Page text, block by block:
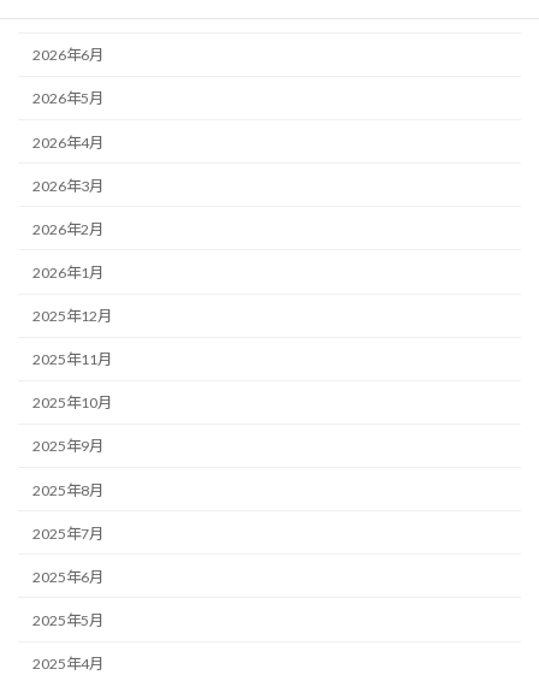
2026年6月
2026年5月
2026年4月
2026年3月
2026年2月
2026年1月
2025年12月
2025年11月
2025年10月
2025年9月
2025年8月
2025年7月
2025年6月
2025年5月
2025年4月